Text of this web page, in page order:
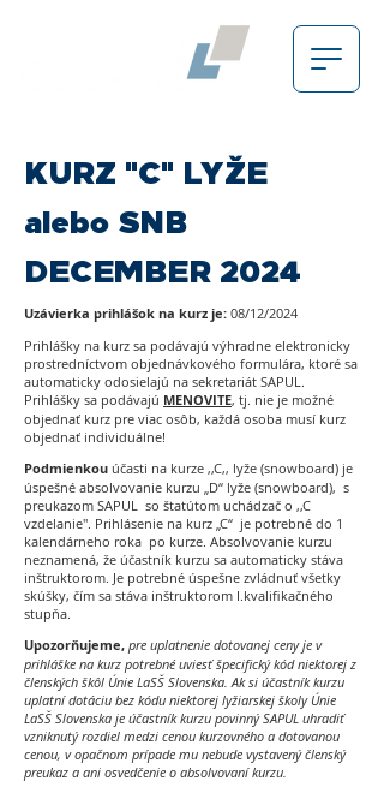
KURZ "C" LYŽE
alebo SNB
DECEMBER 2024
Uzávierka prihlášok na kurz je: 08/12/2024
Prihlášky na kurz sa podávajú výhradne elektronicky
prostredníctvom objednávkového formulára, ktoré sa
automaticky odosielajú na sekretariát SAPUL.
Prihlášky sa podávajú MENOVITE, tj. nie je možné
objednať kurz pre viac osôb, každá osoba musí kurz
objednať individuálne!
Podmienkou účasti na kurze ,,C,, lyže (snowboard) je
úspešné absolvovanie kurzu „D“ lyže (snowboard), s
preukazom SAPUL so štatútom uchádzač o ,,C
vzdelanie". Prihlásenie na kurz „C“ je potrebné do 1
kalendárneho roka po kurze. Absolvovanie kurzu
neznamená, že účastník kurzu sa automaticky stáva
inštruktorom. Je potrebné úspešne zvládnuť všetky
skúšky, čím sa stáva inštruktorom I.kvalifikačného
stupňa.
Upozorňujeme, pre uplatnenie dotovanej ceny je v
prihláške na kurz potrebné uviesť špecifický kód niektorej z
členských škôl Únie LaSŠ Slovenska. Ak si účastník kurzu
uplatní dotáciu bez kódu niektorej lyžiarskej školy Únie
LaSŠ Slovenska je účastník kurzu povinný SAPUL uhradiť
vzniknutý rozdiel medzi cenou kurzovného a dotovanou
cenou, v opačnom prípade mu nebude vystavený členský
preukaz a ani osvedčenie o absolvovaní kurzu.